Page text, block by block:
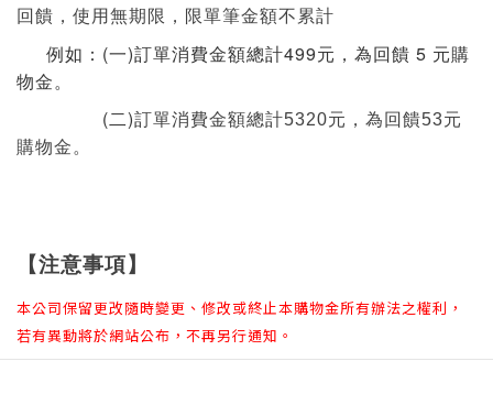
回饋，使用無期限，限單筆金額不累計
例如：(一)訂單消費金額總計499元，為回饋 5 元購
物金。
(二)訂單消費金額總計5320元，為回饋53元
購物金。
【注意事項】
本公司保留更改隨時變更、修改或終止本購物金所有辦法之權利，
若有異動將於網站公布，不再另行通知。